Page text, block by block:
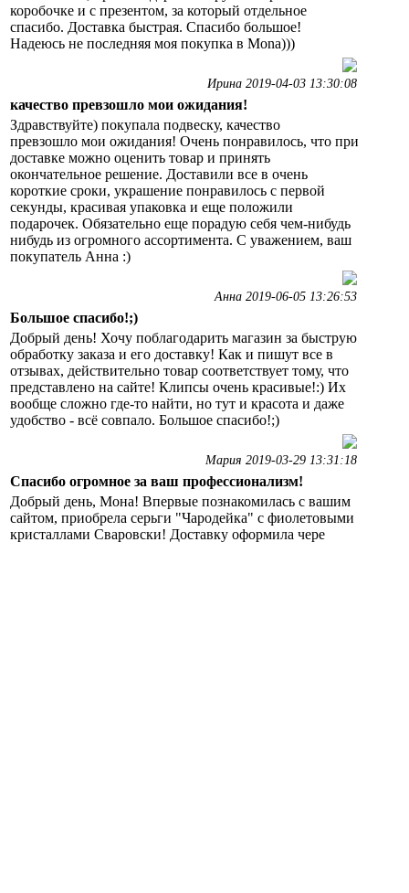
коробочке и с презентом, за который отдельное
спасибо. Доставка быстрая. Спасибо большое!
Надеюсь не последняя моя покупка в Mona)))
Ирина 2019-04-03 13:30:08
качество превзошло мои ожидания!
Здравствуйте) покупала подвеску, качество
превзошло мои ожидания! Очень понравилось, что при
доставке можно оценить товар и принять
окончательное решение. Доставили все в очень
короткие сроки, украшение понравилось с первой
секунды, красивая упаковка и еще положили
подарочек. Обязательно еще порадую себя чем-нибудь
нибудь из огромного ассортимента. С уважением, ваш
покупатель Анна :)
Анна 2019-06-05 13:26:53
Большое спасибо!;)
Добрый день! Хочу поблагодарить магазин за быструю
обработку заказа и его доставку! Как и пишут все в
отзывах, действительно товар соответствует тому, что
представлено на сайте! Клипсы очень красивые!:) Их
вообще сложно где-то найти, но тут и красота и даже
удобство - всё совпало. Большое спасибо!;)
Мария 2019-03-29 13:31:18
Спасибо огромное за ваш профессионализм!
Добрый день, Мона! Впервые познакомилась с вашим
сайтом, приобрела серьги "Чародейка" с фиолетовыми
кристаллами Сваровски! Доставку оформила чере